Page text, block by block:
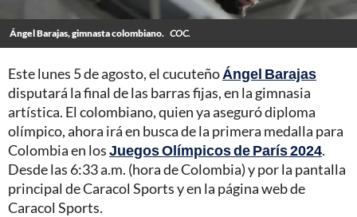
Ángel Barajas, gimnasta colombiano. COC.
Este lunes 5 de agosto, el cucuteñoÁngel Barajas
disputará la final de las barras fijas, en la gimnasia
artística. El colombiano, quien ya aseguró diploma
olímpico, ahora irá en busca de la primera medalla para
Colombia en losJuegos Olímpicos de París 2024.
Desde las 6:33 a.m. (hora de Colombia) y por la pantalla
principal de Caracol Sports y en la página web de
Caracol Sports.